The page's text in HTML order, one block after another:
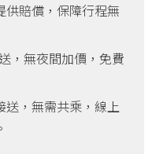
供賠償，保障行程無
，無夜間加價，免費
送，無需共乘，線上